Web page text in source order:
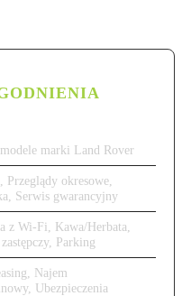
marki Land Rover
Przeglądy okresowe,
Serwis gwarancyjny
z Wi-Fi, Kawa/Herbata,
Parking
Najem
Ubezpieczenia